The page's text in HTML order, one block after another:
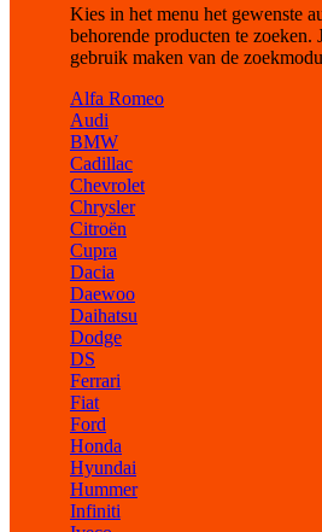
Kies in het menu het gewenste
behorende producten te zoeken.
gebruik maken van de
Alfa Romeo
Audi
BMW
Cadillac
Chevrolet
Chrysler
Citroën
Cupra
Dacia
Daewoo
Daihatsu
Dodge
DS
Ferrari
Fiat
Ford
Honda
Hyundai
Hummer
Infiniti